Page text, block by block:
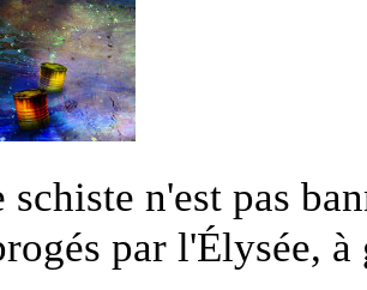
schiste n'est pas
par l'Élysée,